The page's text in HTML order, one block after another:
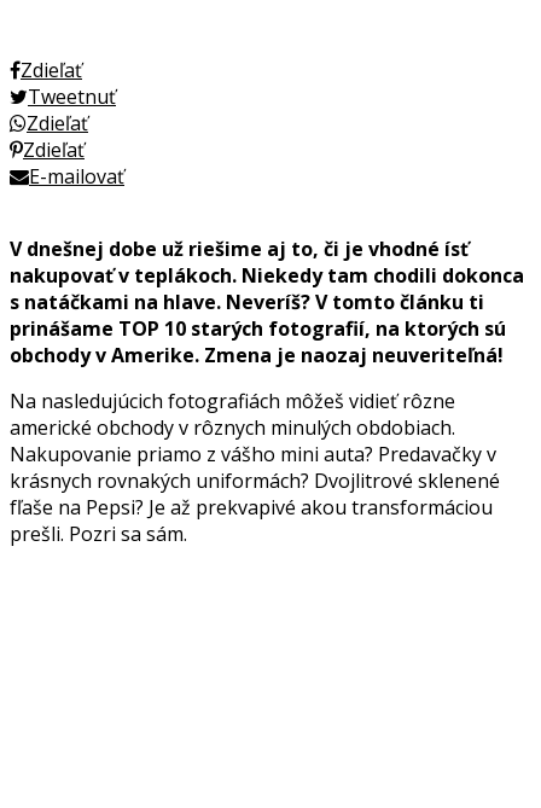
Zdieľať
Tweetnuť
Zdieľať
Zdieľať
E-mailovať
V dnešnej dobe už riešime aj to, či je vhodné ísť
nakupovať v teplákoch. Niekedy tam chodili dokonca
s natáčkami na hlave. Neveríš? V tomto článku ti
prinášame TOP 10 starých fotografií, na ktorých sú
obchody v Amerike. Zmena je naozaj neuveriteľná!
Na nasledujúcich fotografiách môžeš vidieť rôzne
americké obchody v rôznych minulých obdobiach.
Nakupovanie priamo z vášho mini auta? Predavačky v
krásnych rovnakých uniformách? Dvojlitrové sklenené
fľaše na Pepsi? Je až prekvapivé akou transformáciou
prešli. Pozri sa sám.